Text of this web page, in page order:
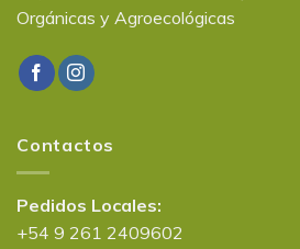
Orgánicas y Agroecológicas
Contactos
Pedidos Locales:
+54 9 261 2409602